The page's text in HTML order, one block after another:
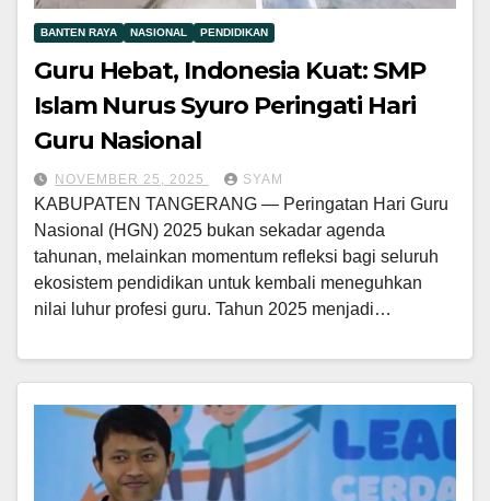
BANTEN RAYA NASIONAL PENDIDIKAN
Guru Hebat, Indonesia Kuat: SMP
Islam Nurus Syuro Peringati Hari
Guru Nasional
NOVEMBER 25, 2025 SYAM
KABUPATEN TANGERANG — Peringatan Hari Guru
Nasional (HGN) 2025 bukan sekadar agenda
tahunan, melainkan momentum refleksi bagi seluruh
ekosistem pendidikan untuk kembali meneguhkan
nilai luhur profesi guru. Tahun 2025 menjadi…